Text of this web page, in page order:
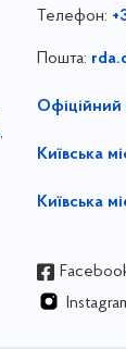
,
Телефон:
Пошта:
Офіційний
Київська
Київська